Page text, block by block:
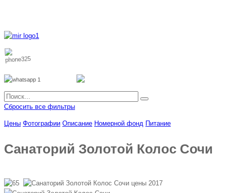
8 962 888 51 55
Сбросить все фильтры
Цены Фотографии Описание Номерной фонд Питание
Санаторий Золотой Колос Сочи